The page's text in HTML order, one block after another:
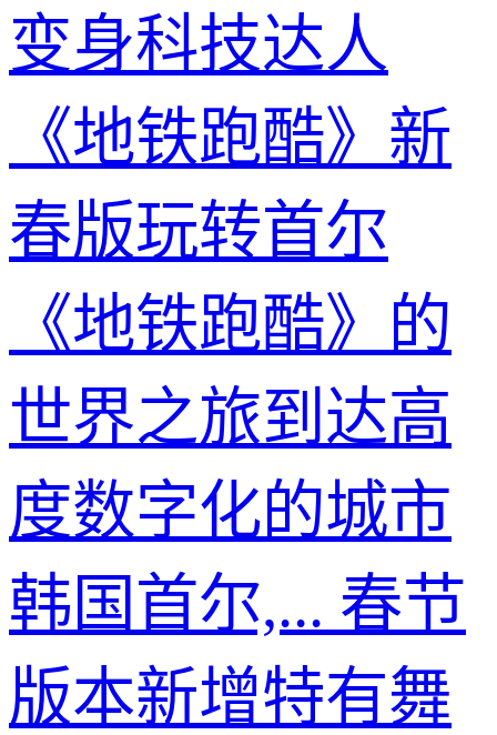
变身科技达人
《地铁跑酷》新
春版玩转首尔
《地铁跑酷》的
世界之旅到达高
度数字化的城市
韩国首尔,... 春节
版本新增特有舞